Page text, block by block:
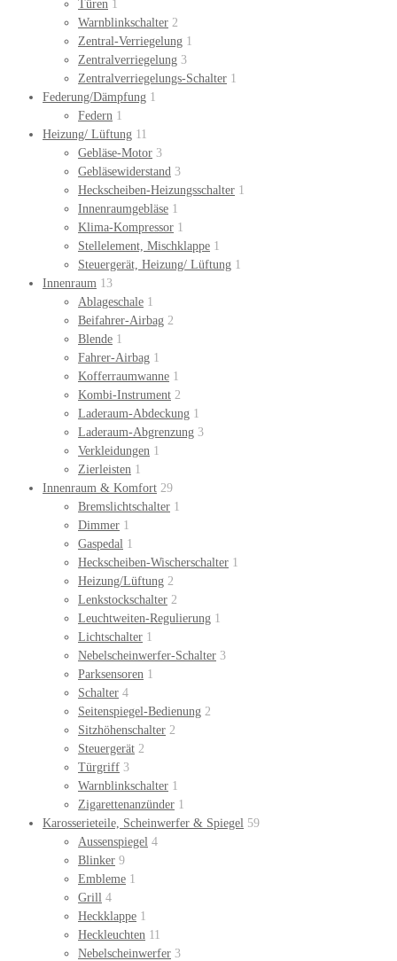
Türen 1
Warnblinkschalter 2
Zentral-Verriegelung 1
Zentralverriegelung 3
Zentralverriegelungs-Schalter 1
Federung/Dämpfung 1
Federn 1
Heizung/ Lüftung 11
Gebläse-Motor 3
Gebläsewiderstand 3
Heckscheiben-Heizungsschalter 1
Innenraumgebläse 1
Klima-Kompressor 1
Stellelement, Mischklappe 1
Steuergerät, Heizung/ Lüftung 1
Innenraum 13
Ablageschale 1
Beifahrer-Airbag 2
Blende 1
Fahrer-Airbag 1
Kofferraumwanne 1
Kombi-Instrument 2
Laderaum-Abdeckung 1
Laderaum-Abgrenzung 3
Verkleidungen 1
Zierleisten 1
Innenraum & Komfort 29
Bremslichtschalter 1
Dimmer 1
Gaspedal 1
Heckscheiben-Wischerschalter 1
Heizung/Lüftung 2
Lenkstockschalter 2
Leuchtweiten-Regulierung 1
Lichtschalter 1
Nebelscheinwerfer-Schalter 3
Parksensoren 1
Schalter 4
Seitenspiegel-Bedienung 2
Sitzhöhenschalter 2
Steuergerät 2
Türgriff 3
Warnblinkschalter 1
Zigarettenanzünder 1
Karosserieteile, Scheinwerfer & Spiegel 59
Aussenspiegel 4
Blinker 9
Embleme 1
Grill 4
Heckklappe 1
Heckleuchten 11
Nebelscheinwerfer 3